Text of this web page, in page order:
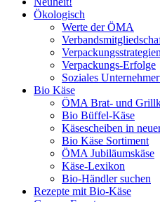
Ökologisch
Werte der ÖMA
Verpackungsstrategien
Verpackungs-Erfolge
Soziales
Bio Käse
ÖMA Brat- und
Bio Büffel-Käse
Käsescheiben in
Bio Käse Sortiment
ÖMA Jubiläumskäse
Käse-Lexikon
Bio-Händler suchen
Rezepte mit Bio-Käse